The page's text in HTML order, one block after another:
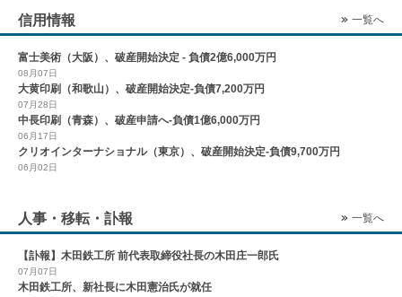
信用情報 一覧へ
富士美術（大阪）、破産開始決定 - 負債2億6,000万円
08月07日
大黄印刷（和歌山）、破産開始決定-負債7,200万円
07月28日
中長印刷（青森）、破産申請へ-負債1億6,000万円
06月17日
クリオインターナショナル（東京）、破産開始決定-負債9,700万円
06月02日
人事・移転・訃報 一覧へ
【訃報】木田鉄工所 前代表取締役社長の木田庄一郎氏
07月07日
木田鉄工所、新社長に木田憲治氏が就任